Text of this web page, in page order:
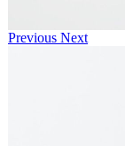
Previous Next